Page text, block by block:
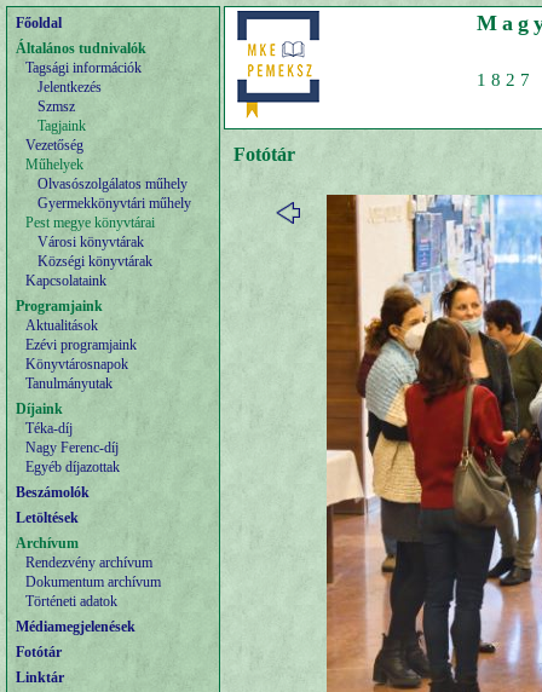
Főoldal
Általános tudnivalók
Tagsági információk
Jelentkezés
Szmsz
Tagjaink
Vezetőség
Műhelyek
Olvasószolgálatos műhely
Gyermekkönyvtári műhely
Pest megye könyvtárai
Városi könyvtárak
Községi könyvtárak
Kapcsolataink
Programjaink
Aktualitások
Ezévi programjaink
Könyvtárosnapok
Tanulmányutak
Díjaink
Téka-díj
Nagy Ferenc-díj
Egyéb díjazottak
Beszámolók
Letöltések
Archívum
Rendezvény archívum
Dokumentum archívum
Történeti adatok
Médiamegjelenések
Fotótár
Linktár
Fotótár